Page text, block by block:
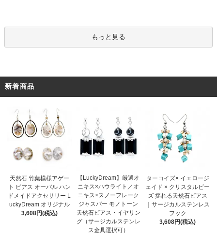
もっと見る
新着商品
天然石 竹葉模様アゲー
ト ピアス オーバル ハン
ドメイドアクセサリー L
uckyDream オリジナル
3,608円(税込)
【LuckyDream】厳選オ
ニキス×ハウライト／オ
ニキス×スノーフレーク
ジャスパー モノトーン
天然石ピアス・イヤリン
グ（サージカルステンレ
ス金具選択可）
ターコイズ× イエロージ
ェイド × クリスタルビー
ズ 揺れる天然石ピアス
｜サージカルステンレス
フック
3,608円(税込)